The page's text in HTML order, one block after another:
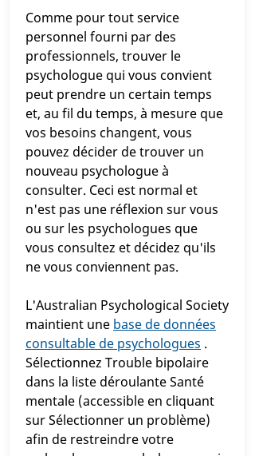
4
Comme pour tout service
personnel fourni par des
professionnels, trouver le
psychologue qui vous convient
peut prendre un certain temps
et, au fil du temps, à mesure que
vos besoins changent, vous
pouvez décider de trouver un
nouveau psychologue à
consulter. Ceci est normal et
n'est pas une réflexion sur vous
ou sur les psychologues que
vous consultez et décidez qu'ils
ne vous conviennent pas.
L'Australian Psychological Society
maintient une base de données
consultable de psychologues .
Sélectionnez Trouble bipolaire
dans la liste déroulante Santé
mentale (accessible en cliquant
sur Sélectionner un problème)
afin de restreindre votre